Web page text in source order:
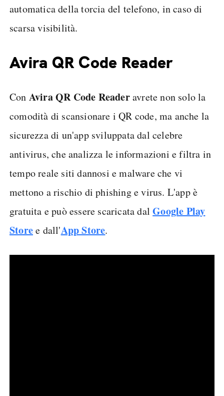
automatica della torcia del telefono, in caso di
scarsa visibilità.
Avira QR Code Reader
Con Avira QR Code Readeravrete non solo la
comodità di scansionare i QR code, ma anche la
sicurezza di un'app sviluppata dal celebre
antivirus, che analizza le informazioni e filtra in
tempo reale siti dannosi e malware che vi
mettono a rischio di phishing e virus. L'app è
gratuita e può essere scaricata dalGoogle Play
Storee dall'App Store.